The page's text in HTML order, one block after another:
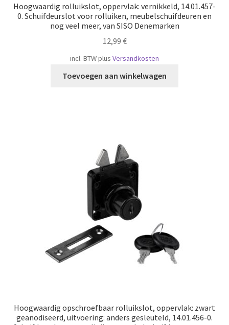
Hoogwaardig rolluikslot, oppervlak: vernikkeld, 14.01.457-
0. Schuifdeurslot voor rolluiken, meubelschuifdeuren en
nog veel meer, van SISO Denemarken
12,99 €
incl. BTWplus Versandkosten
Toevoegen aan winkelwagen
Hoogwaardig opschroefbaar rolluikslot, oppervlak: zwart
geanodiseerd, uitvoering: anders gesleuteld, 14.01.456-0.